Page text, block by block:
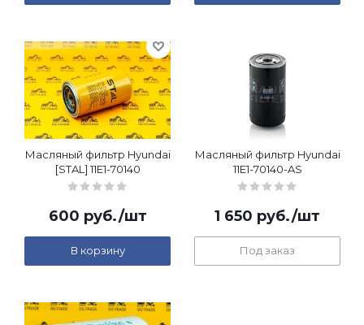
Масляный фильтр Hyundai
[STAL] 11E1-70140
600 руб./шт
В корзину
Масляный фильтр Hyundai
11E1-70140-AS
1 650 руб./шт
Под заказ